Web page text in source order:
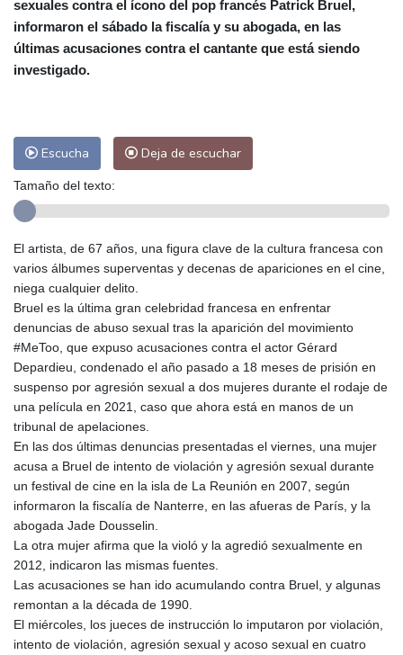
Las Palmas de Gran Canaria
26 °C
30 °C Buenos Aires
5 °C
Caracas
sexuales contra el ícono del pop francés Patrick Bruel,
informaron el sábado la fiscalía y su abogada, en las
últimas acusaciones contra el cantante que está siendo
investigado.
Escucha Deja de escuchar
Tamaño del texto:
El artista, de 67 años, una figura clave de la cultura francesa con
varios álbumes superventas y decenas de apariciones en el cine,
niega cualquier delito.
Bruel es la última gran celebridad francesa en enfrentar
denuncias de abuso sexual tras la aparición del movimiento
#MeToo, que expuso acusaciones contra el actor Gérard
Depardieu, condenado el año pasado a 18 meses de prisión en
suspenso por agresión sexual a dos mujeres durante el rodaje de
una película en 2021, caso que ahora está en manos de un
tribunal de apelaciones.
En las dos últimas denuncias presentadas el viernes, una mujer
acusa a Bruel de intento de violación y agresión sexual durante
un festival de cine en la isla de La Reunión en 2007, según
informaron la fiscalía de Nanterre, en las afueras de París, y la
abogada Jade Dousselin.
La otra mujer afirma que la violó y la agredió sexualmente en
2012, indicaron las mismas fuentes.
Las acusaciones se han ido acumulando contra Bruel, y algunas
remontan a la década de 1990.
El miércoles, los jueces de instrucción lo imputaron por violación,
intento de violación, agresión sexual y acoso sexual en cuatro